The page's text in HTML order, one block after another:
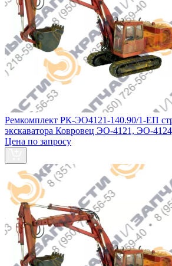
Ремкомплект РК-ЭО4121-140.90/1-ЕП
экскаватора Ковровец ЭО-4121, ЭО-
Цена по запросу